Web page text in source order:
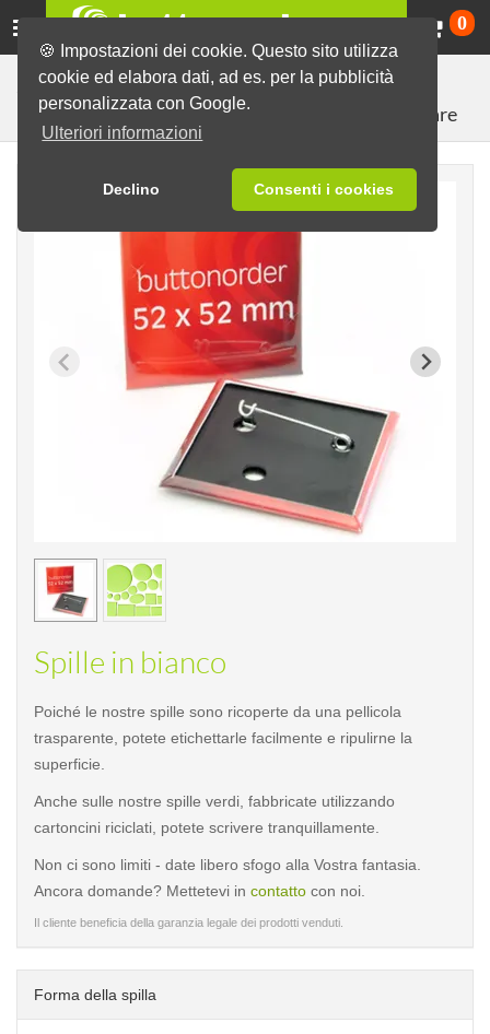
🍪 Impostazioni dei cookie. Questo sito utilizza
cookie ed elabora dati, ad es. per la pubblicità
personalizzata con Google.
Ulteriori informazioni
Declino Consenti i cookies
0
Spille pronte con disegni vari Spille in bianco
Spille da appuntare
< /picture>
Spille in bianco
Poiché le nostre spille sono ricoperte da una pellicola
trasparente, potete etichettarle facilmente e ripulirne la
superficie.
Anche sulle nostre spille verdi, fabbricate utilizzando
cartoncini riciclati, potete scrivere tranquillamente.
Non ci sono limiti - date libero sfogo alla Vostra fantasia.
Ancora domande? Mettetevi in contatto con noi.
Il cliente beneficia della garanzia legale dei prodotti venduti.
Forma della spilla